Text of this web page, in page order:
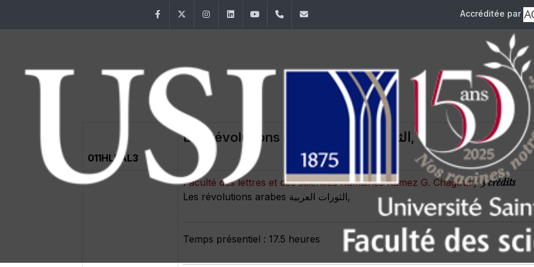
FacebookTwitter InstagramLinkedInYouTube+961 (1) 421 240 Accréditée par
011HLRAL3
Les révolutions arabes الثورات العربية,
Faculté des lettres et des sciences humaines Ramez G. Chagoury3 crédits
Les révolutions arabes الثورات العربية,
Temps présentiel : 17.5 heures